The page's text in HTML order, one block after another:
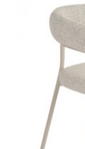
ZESTAW KRZESEŁ
BIAŁE - 4SZT
1 180,29 zł